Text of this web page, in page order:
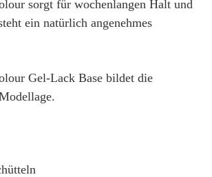
sorgt für wochenlangen Halt und
ein natürlich angenehmes
Gel-Lack Base bildet die